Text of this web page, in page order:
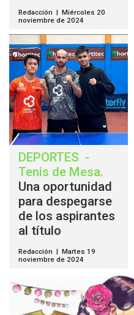
Redacción | Miércoles 20
noviembre de 2024
DEPORTES -
Tenis de Mesa.
Una oportunidad
para despegarse
de los aspirantes
al título
Redacción | Martes 19
noviembre de 2024